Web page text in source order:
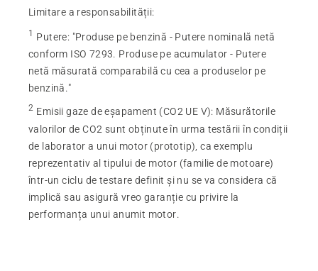
Limitare a responsabilității:
1 Putere: "Produse pe benzină - Putere nominală netă
conform ISO 7293. Produse pe acumulator - Putere
netă măsurată comparabilă cu cea a produselor pe
benzină."
2 Emisii gaze de eșapament (CO2 UE V): Măsurătorile
valorilor de CO2 sunt obținute în urma testării în condiții
de laborator a unui motor (prototip), ca exemplu
reprezentativ al tipului de motor (familie de motoare)
într-un ciclu de testare definit și nu se va considera că
implică sau asigură vreo garanție cu privire la
performanța unui anumit motor.